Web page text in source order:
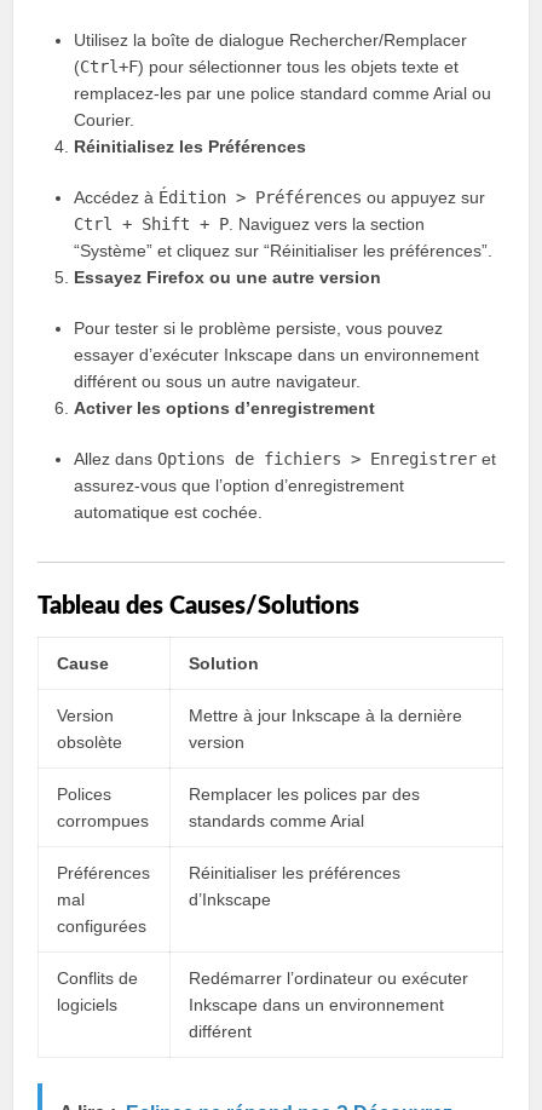
Utilisez la boîte de dialogue Rechercher/Remplacer
(Ctrl+F) pour sélectionner tous les objets texte et
remplacez-les par une police standard comme Arial ou
Courier.
Réinitialisez les Préférences
Accédez à Édition > Préférences ou appuyez sur
Ctrl + Shift + P . Naviguez vers la section
“Système” et cliquez sur “Réinitialiser les préférences”.
Essayez Firefox ou une autre version
Pour tester si le problème persiste, vous pouvez
essayer d’exécuter Inkscape dans un environnement
différent ou sous un autre navigateur.
Activer les options d’enregistrement
Allez dansOptions de fichiers > Enregistrer et
assurez-vous que l’option d’enregistrement
automatique est cochée.
Tableau des Causes/Solutions
Cause Solution
Version
obsolète
Mettre à jour Inkscape à la dernière
version
Polices
corrompues
Remplacer les polices par des
standards comme Arial
Préférences
mal
configurées
Réinitialiser les préférences
d’Inkscape
Conflits de
logiciels
Redémarrer l’ordinateur ou exécuter
Inkscape dans un environnement
différent